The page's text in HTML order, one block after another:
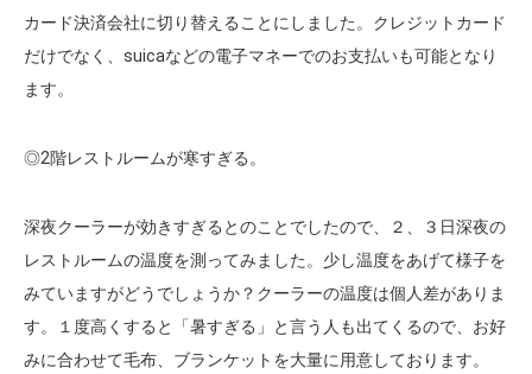
カード決済会社に切り替えることにしました。クレジットカード
だけでなく、suicaなどの電子マネーでのお支払いも可能となり
ます。
◎2階レストルームが寒すぎる。
深夜クーラーが効きすぎるとのことでしたので、２、３日深夜の
レストルームの温度を測ってみました。少し温度をあげて様子を
みていますがどうでしょうか？クーラーの温度は個人差がありま
す。１度高くすると「暑すぎる」と言う人も出てくるので、お好
みに合わせて毛布、ブランケットを大量に用意しております。